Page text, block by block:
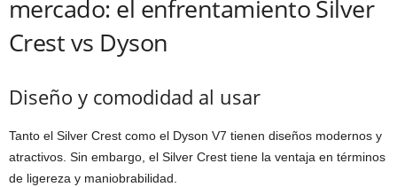
mercado: el enfrentamiento Silver
Crest vs Dyson
Diseño y comodidad al usar
Tanto el Silver Crest como el Dyson V7 tienen diseños modernos y
atractivos. Sin embargo, el Silver Crest tiene la ventaja en términos
de ligereza y maniobrabilidad.